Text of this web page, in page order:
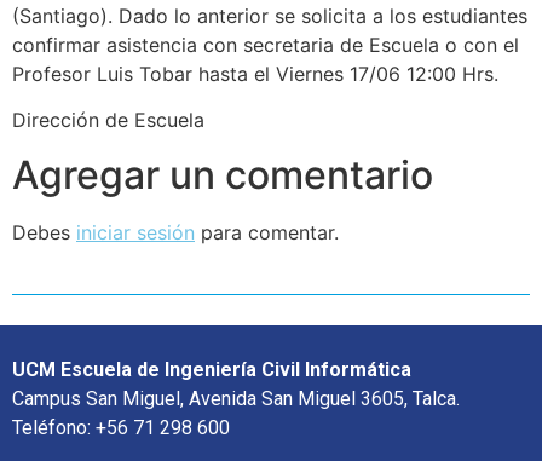
(Santiago). Dado lo anterior se solicita a los estudiantes
confirmar asistencia con secretaria de Escuela o con el
Profesor Luis Tobar hasta el Viernes 17/06 12:00 Hrs.
Dirección de Escuela
Agregar un comentario
Debes iniciar sesión para comentar.
UCM Escuela de Ingeniería Civil Informática
Campus San Miguel, Avenida San Miguel 3605, Talca.
Teléfono: +56 71 298 600